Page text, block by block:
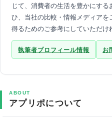
じて、消費者の生活を豊かにす
ひ、当社の比較・情報メディア
得るためのご参考にしていただけ
執筆者プロフィール情報 お
ABOUT
アプリポについて